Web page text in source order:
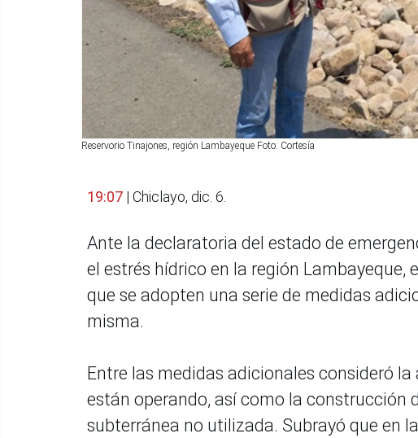
Reservorio Tinajones, región Lambayeque Foto: Cortesía
19:07 | Chiclayo, dic. 6.
Ante la declaratoria del estado de
el estrés hídrico en la región Lambayeque,
que se adopten una serie de medidas
misma.
Entre las medidas adicionales consideró
están operando, así como la construcción
subterránea no utilizada. Subrayó que en